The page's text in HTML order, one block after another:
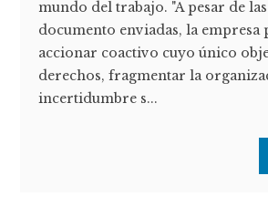
mundo del trabajo. "A pesar de
documento enviadas, la empresa
accionar coactivo cuyo único
derechos, fragmentar la
incertidumbre s...